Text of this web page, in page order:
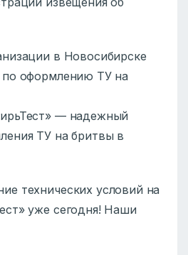
в Новосибирске
по оформлению ТУ на
— надежный
ТУ на бритвы в
технических условий на
уже сегодня! Наши